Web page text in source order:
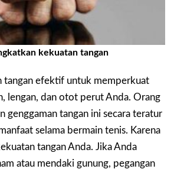
kekuatan tangan
tangan efektif untuk memperkuat
lengan, dan otot perut Anda. Orang
genggaman tangan ini secara teratur
selama bermain tenis. Karena
tangan Anda. Jika Anda
atau mendaki gunung, pegangan